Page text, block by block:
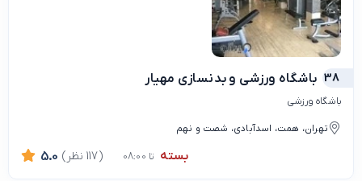
38 باشگاه ورزشی و بدنسازی مهيار
باشگاه ورزشی
تهران، همت، اسدآبادی، شصت و نهم
بسته تا 08:00 5.0 (117 نظر)